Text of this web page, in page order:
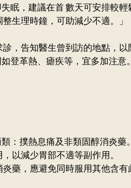
眠，建議在首 數天可安排較
整生理時鐘，可助減少不適。
，告知醫生曾到訪的地點，
登革熱、瘧疾等，宜多加注意。
：撲熱息痛及非類固醇消炎藥。
以減少胃部不適等副作用。